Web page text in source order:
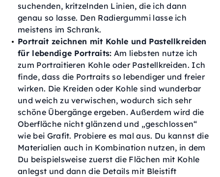
suchenden, kritzelnden Linien, die ich dann
genau so lasse. Den Radiergummi lasse ich
meistens im Schrank.
Portrait zeichnen mit Kohle und Pastellkreiden
für lebendige Portraits: Am liebsten nutze ich
zum Portraitieren Kohle oder Pastellkreiden. Ich
finde, dass die Portraits so lebendiger und freier
wirken. Die Kreiden oder Kohle sind wunderbar
und weich zu verwischen, wodurch sich sehr
schöne Übergänge ergeben. Außerdem wird die
Oberfläche nicht glänzend und „geschlossen“
wie bei Grafit. Probiere es mal aus. Du kannst die
Materialien auch in Kombination nutzen, in dem
Du beispielsweise zuerst die Flächen mit Kohle
anlegst und dann die Details mit Bleistift